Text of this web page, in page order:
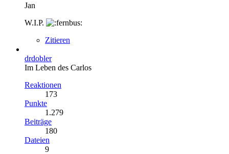
Jan
W.I.P.
Zitieren
drdobler
Im Leben des Carlos
Reaktionen
173
Punkte
1.279
Beiträge
180
Dateien
9